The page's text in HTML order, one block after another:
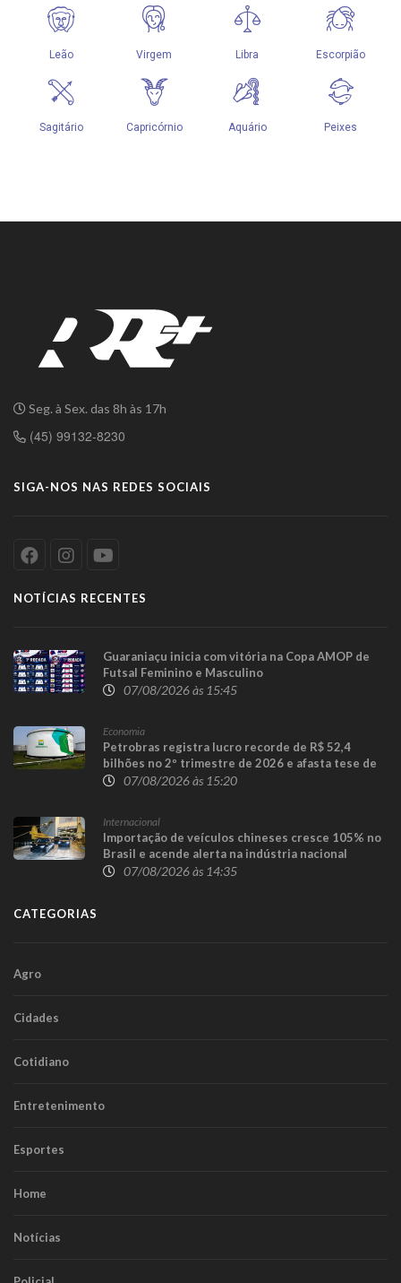
Seg. à Sex. das 8h às 17h
(45) 99132-8230
SIGA-NOS NAS REDES SOCIAIS
NOTÍCIAS RECENTES
Guaraniaçu inicia com vitória na Copa AMOP de
Futsal Feminino e Masculino
07/08/2026 às 15:45
Economia
Petrobras registra lucro recorde de R$ 52,4
bilhões no 2º trimestre de 2026 e afasta tese de
defasagem nos combustíveis
07/08/2026 às 15:20
Internacional
Importação de veículos chineses cresce 105% no
Brasil e acende alerta na indústria nacional
07/08/2026 às 14:35
CATEGORIAS
Agro
Cidades
Cotidiano
Entretenimento
Esportes
Home
Notícias